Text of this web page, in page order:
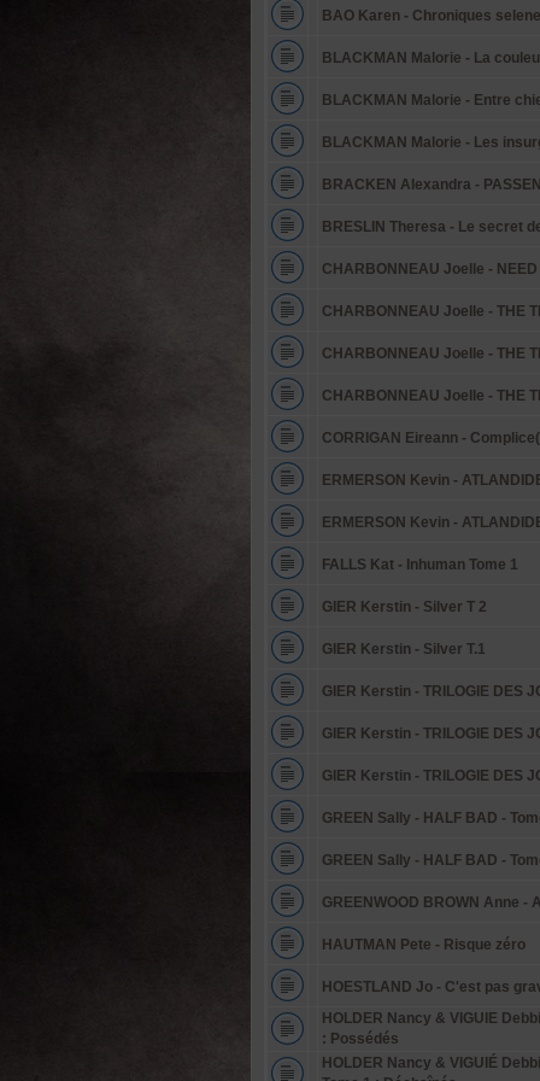
BAO Karen - Chroniques
BLACKMAN Malorie - La
BLACKMAN Malorie - Entre
BLACKMAN Malorie - Les
BRACKEN Alexandra -
BRESLIN Theresa - Le secret
CHARBONNEAU Joelle - NEED
CHARBONNEAU Joelle - THE
CHARBONNEAU Joelle - THE
CHARBONNEAU Joelle - THE
CORRIGAN Eireann -
ERMERSON Kevin -
ERMERSON Kevin -
FALLS Kat - Inhuman Tome 1
GIER Kerstin - Silver T 2
GIER Kerstin - Silver T.1
GIER Kerstin - TRILOGIE DES
GIER Kerstin - TRILOGIE DES
GIER Kerstin - TRILOGIE DES
GREEN Sally - HALF BAD -
GREEN Sally - HALF BAD -
GREENWOOD BROWN Anne -
HAUTMAN Pete - Risque zéro
HOESTLAND Jo - C'est pas
HOLDER Nancy & VIGUIE
: Possédés
HOLDER Nancy & VIGUIÉ